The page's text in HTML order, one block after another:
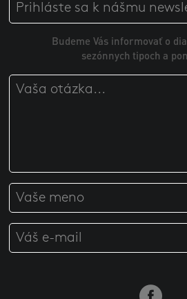
Budeme Vás informovať o
sezónnych tipoch a